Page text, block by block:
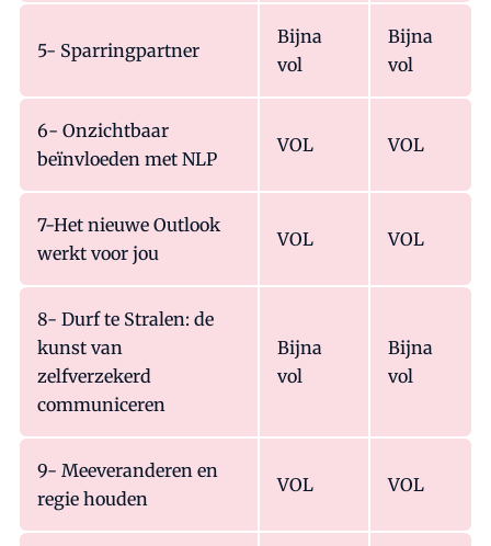
5- Sparringpartner
Bijna
vol
Bijna
vol
6- Onzichtbaar
beïnvloeden met NLP
VOL VOL
7-Het nieuwe Outlook
werkt voor jou
VOL VOL
8- Durf te Stralen: de
kunst van
zelfverzekerd
communiceren
Bijna
vol
Bijna
vol
9- Meeveranderen en
regie houden
VOL VOL